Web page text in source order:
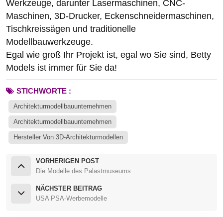
Werkzeuge, darunter Lasermaschinen, CNC-
Maschinen, 3D-Drucker, Eckenschneidermaschinen,
Tischkreissägen und traditionelle
Modellbauwerkzeuge.
Egal wie groß Ihr Projekt ist, egal wo Sie sind, Betty
Models ist immer für Sie da!
STICHWORTE :
Architekturmodellbauunternehmen
Architekturmodellbauunternehmen
Hersteller Von 3D-Architekturmodellen
VORHERIGEN POST
Die Modelle des Palastmuseums
NÄCHSTER BEITRAG
USA PSA-Werbemodelle